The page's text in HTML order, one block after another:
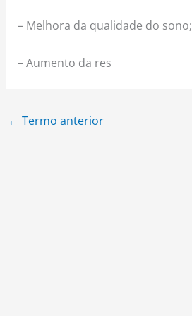
– Melhora da qualidade do sono;
– Aumento da res
← Termo anterior